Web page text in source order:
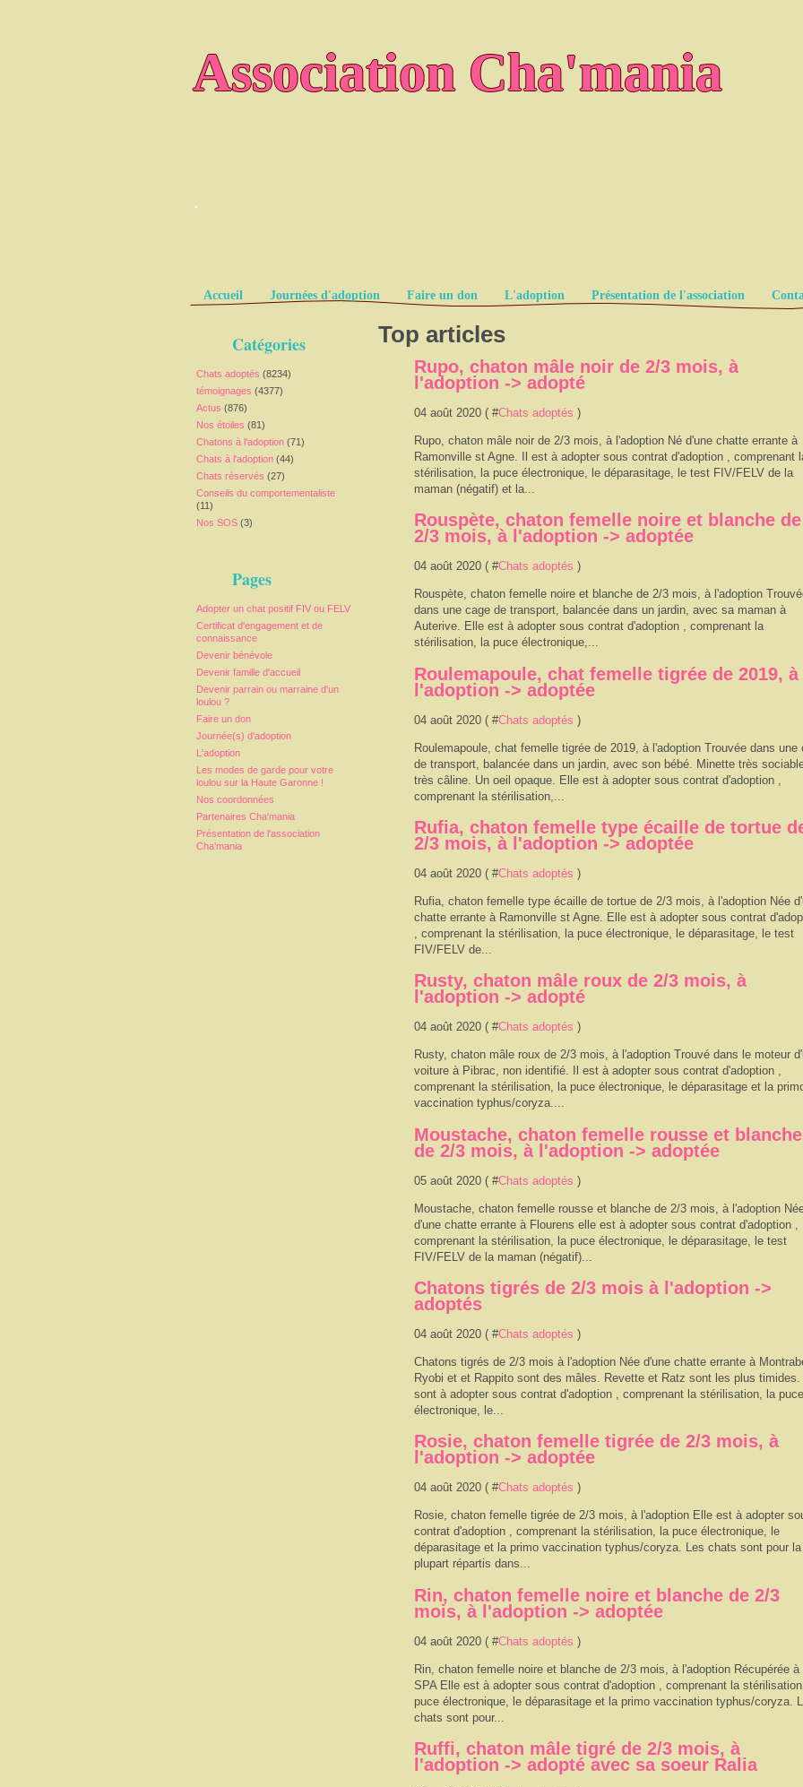
Association Cha'mania
.
Pages
Accueil Journées d'adoption Faire un don L'adoption Présentation de l'association
Catégories
Chats adoptés (8234)
témoignages (4377)
Actus (876)
Nos étoiles (81)
Chatons à l'adoption (71)
Chats à l'adoption (44)
Chats réservés (27)
Conseils du comportementaliste
(11)
Nos SOS (3)
Pages
Adopter un chat positif FIV ou FELV
Certificat d'engagement et de
connaissance
Devenir bénévole
Devenir famille d'accueil
Devenir parrain ou marraine d'un
loulou ?
Faire un don
Journée(s) d'adoption
L'adoption
Les modes de garde pour votre
loulou sur la Haute Garonne !
Nos coordonnées
Partenaires Cha'mania
Présentation de l'association
Cha'mania
Top articles
Rupo, chaton mâle noir de 2/3 mois, à
l'adoption -> adopté
04 août 2020 ( #Chats adoptés )
Rupo, chaton mâle noir de 2/3 mois, à l'adoption Né d'une chatte errante à
Ramonville st Agne. Il est à adopter sous contrat d'adoption , comprenant
stérilisation, la puce électronique, le déparasitage, le test FIV/FELV de la
maman (négatif) et la...
Rouspète, chaton femelle noire et blanche de
2/3 mois, à l'adoption -> adoptée
04 août 2020 ( #Chats adoptés )
Rouspète, chaton femelle noire et blanche de 2/3 mois, à l'adoption
dans une cage de transport, balancée dans un jardin, avec sa maman à
Auterive. Elle est à adopter sous contrat d'adoption , comprenant la
stérilisation, la puce électronique,...
Roulemapoule, chat femelle tigrée de 2019, à
l'adoption -> adoptée
04 août 2020 ( #Chats adoptés )
Roulemapoule, chat femelle tigrée de 2019, à l'adoption Trouvée dans une
de transport, balancée dans un jardin, avec son bébé. Minette très
très câline. Un oeil opaque. Elle est à adopter sous contrat d'adoption ,
comprenant la stérilisation,...
Rufia, chaton femelle type écaille de tortue
2/3 mois, à l'adoption -> adoptée
04 août 2020 ( #Chats adoptés )
Rufia, chaton femelle type écaille de tortue de 2/3 mois, à l'adoption Née
chatte errante à Ramonville st Agne. Elle est à adopter sous contrat
, comprenant la stérilisation, la puce électronique, le déparasitage, le test
FIV/FELV de...
Rusty, chaton mâle roux de 2/3 mois, à
l'adoption -> adopté
04 août 2020 ( #Chats adoptés )
Rusty, chaton mâle roux de 2/3 mois, à l'adoption Trouvé dans le moteur
voiture à Pibrac, non identifié. Il est à adopter sous contrat d'adoption ,
comprenant la stérilisation, la puce électronique, le déparasitage et la
vaccination typhus/coryza....
Moustache, chaton femelle rousse et blanche
de 2/3 mois, à l'adoption -> adoptée
05 août 2020 ( #Chats adoptés )
Moustache, chaton femelle rousse et blanche de 2/3 mois, à l'adoption
d'une chatte errante à Flourens elle est à adopter sous contrat d'adoption ,
comprenant la stérilisation, la puce électronique, le déparasitage, le test
FIV/FELV de la maman (négatif)...
Chatons tigrés de 2/3 mois à l'adoption ->
adoptés
04 août 2020 ( #Chats adoptés )
Chatons tigrés de 2/3 mois à l'adoption Née d'une chatte errante à
Ryobi et et Rappito sont des mâles. Revette et Ratz sont les plus timides.
sont à adopter sous contrat d'adoption , comprenant la stérilisation, la puce
électronique, le...
Rosie, chaton femelle tigrée de 2/3 mois, à
l'adoption -> adoptée
04 août 2020 ( #Chats adoptés )
Rosie, chaton femelle tigrée de 2/3 mois, à l'adoption Elle est à adopter
contrat d'adoption , comprenant la stérilisation, la puce électronique, le
déparasitage et la primo vaccination typhus/coryza. Les chats sont pour la
plupart répartis dans...
Rin, chaton femelle noire et blanche de 2/3
mois, à l'adoption -> adoptée
04 août 2020 ( #Chats adoptés )
Rin, chaton femelle noire et blanche de 2/3 mois, à l'adoption Récupérée à
SPA Elle est à adopter sous contrat d'adoption , comprenant la
puce électronique, le déparasitage et la primo vaccination typhus/coryza.
chats sont pour...
Ruffi, chaton mâle tigré de 2/3 mois, à
l'adoption -> adopté avec sa soeur Ralia